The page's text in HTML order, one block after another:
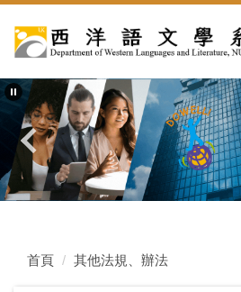
首頁 其他法規、辦法